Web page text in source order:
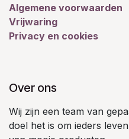
Algemene voorwaarden
Vrijwaring
Privacy en cookies
Over ons
Wij zijn een team van
doel het is om ieders